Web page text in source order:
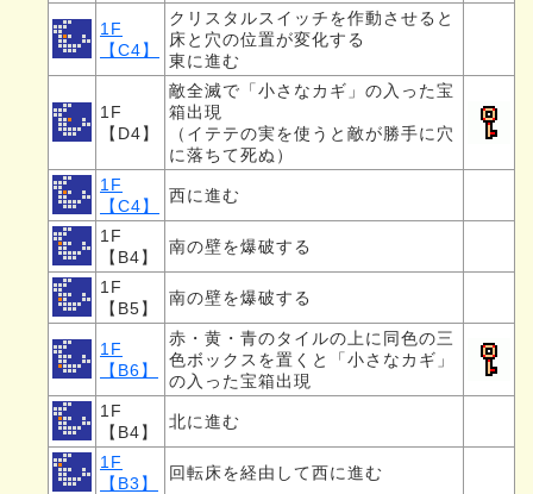
1F
【C4】
クリスタルスイッチを作動させると
床と穴の位置が変化する
東に進む
1F
【D4】
敵全滅で「小さなカギ」の入った宝
箱出現
（イテテの実を使うと敵が勝手に穴
に落ちて死ぬ）
1F
【C4】
西に進む
1F
【B4】
南の壁を爆破する
1F
【B5】
南の壁を爆破する
1F
【B6】
赤・黄・青のタイルの上に同色の三
色ボックスを置くと「小さなカギ」
の入った宝箱出現
1F
【B4】
北に進む
1F
【B3】
回転床を経由して西に進む